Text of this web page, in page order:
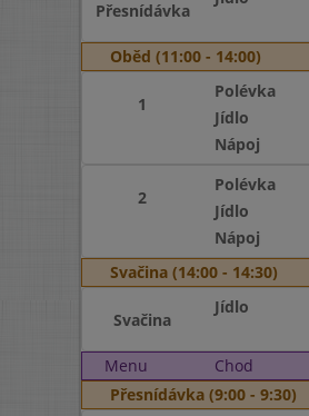
Přesnídávka
Oběd (11:00 - 14:00)
1
Polévka
Jídlo
Nápoj
2
Polévka
Jídlo
Nápoj
Svačina (14:00 - 14:30)
Svačina
Jídlo
Menu Chod
Přesnídávka (9:00 - 9:30)